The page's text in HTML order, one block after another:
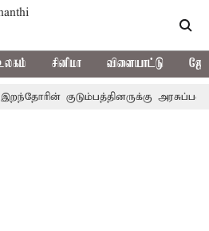
சினிமா விளையாட்டு
குடும்பத்தினருக்கு